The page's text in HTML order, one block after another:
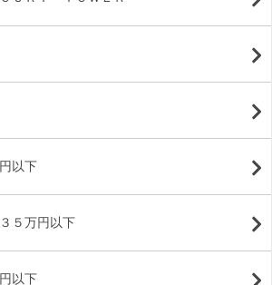
以下
５万円以下
以下